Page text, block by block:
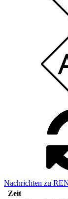
Nachrichten zu
Zeit